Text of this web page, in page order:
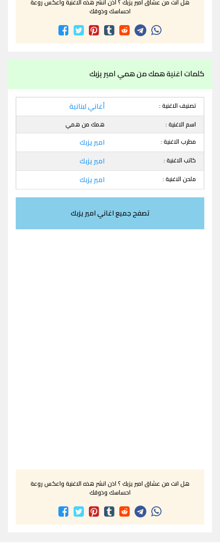
هل انت من عشاق امير يزبك ؟ اذن انشر هذه الاغنية واعكس روعة
احساسك وذوقك
كلمات اغنية همك من همي امير يزبك
تصنيف الاغنية : أغاني لبنانية
اسم الاغنية :
همك من همي
مطرب الاغنية :
امير يزبك
كاتب الاغنية : امير يزبك
ملحن الاغنية : امير يزبك
تصفح جميع اغاني امير يزبك
هل انت من عشاق امير يزبك ؟ اذن انشر هذه الاغنية واعكس روعة
احساسك وذوقك